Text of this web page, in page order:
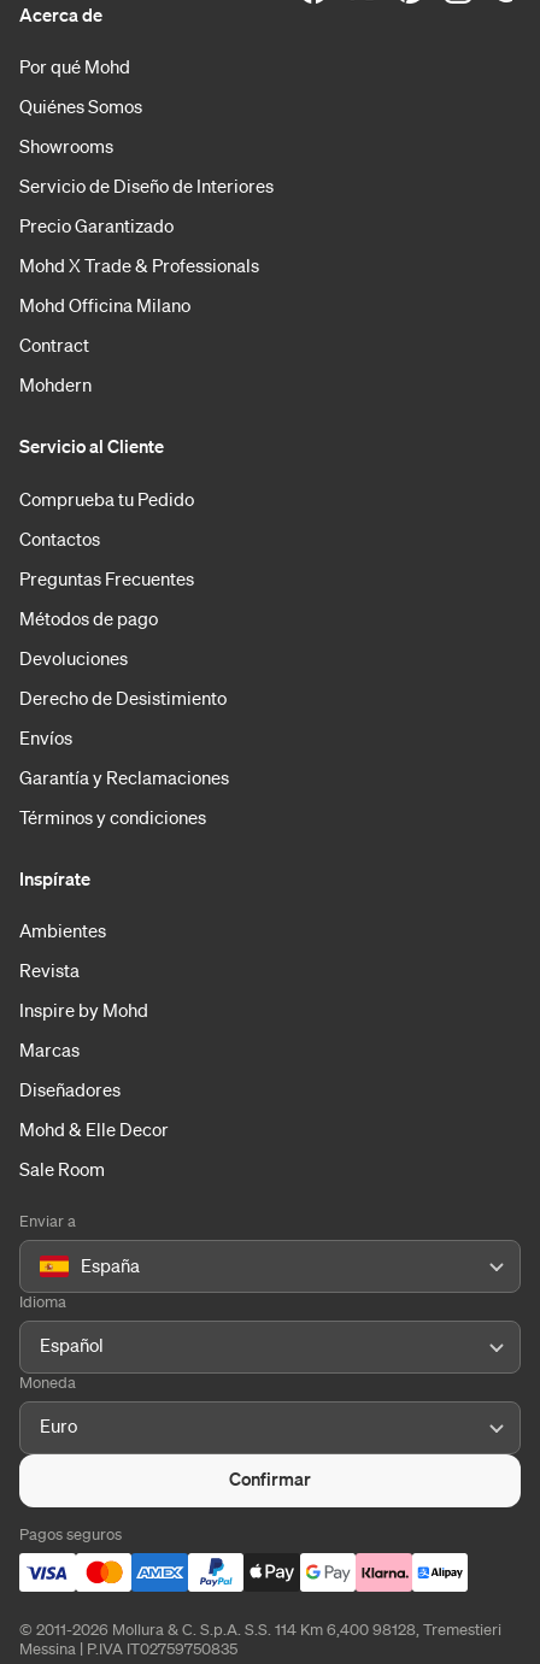
Acerca de
Por qué Mohd
Quiénes Somos
Showrooms
Servicio de Diseño de Interiores
Precio Garantizado
Mohd X Trade & Professionals
Mohd Officina Milano
Contract
Mohdern
Servicio al Cliente
Comprueba tu Pedido
Contactos
Preguntas Frecuentes
Métodos de pago
Devoluciones
Derecho de Desistimiento
Envíos
Garantía y Reclamaciones
Términos y condiciones
Inspírate
Ambientes
Revista
Inspire by Mohd
Marcas
Diseñadores
Mohd & Elle Decor
Sale Room
Enviar a
España
Idioma
Español
Moneda
Euro
Confirmar
Pagos seguros
© 2011-2026 Mollura & C. S.p.A. S.S. 114 Km 6,400 98128, Tremestieri
Messina | P.IVA IT02759750835